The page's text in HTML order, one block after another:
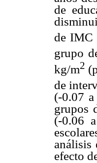
de
de IMC
grupo
kg/m2
de
(-0.07
grupos
(-0.06
análisis
efecto